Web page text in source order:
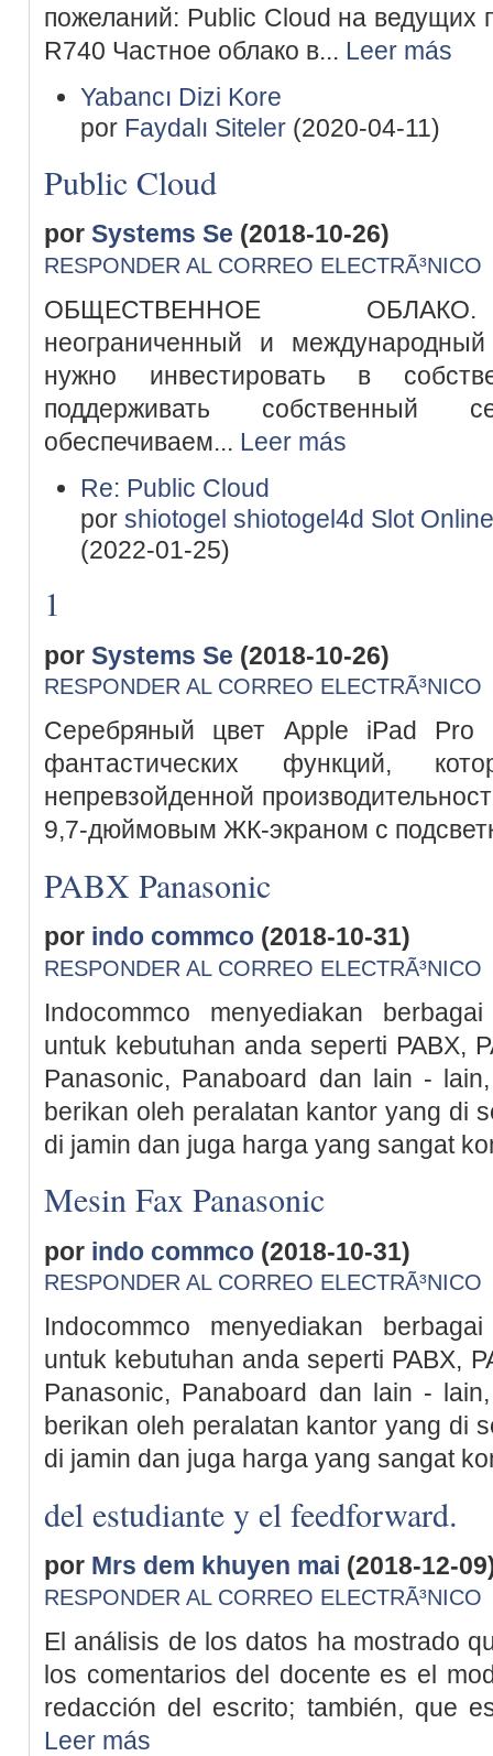
пожеланий: Public Cloud на ведущих
R740 Частное облако в... Leer más
Yabancı Dizi Kore
por Faydalı Siteler(2020-04-11)
Public Cloud
por Systems Se (2018-10-26)
RESPONDER AL CORREO ELECTRÃ³NICO
ОБЩЕСТВЕННОЕ ОБЛАКО.
неограниченный и
нужно инвестировать в
поддерживать
обеспечиваем... Leer más
Re: Public Cloud
por shiotogel shiotogel4d Slot
(2022-01-25)
1
por Systems Se (2018-10-26)
RESPONDER AL CORREO ELECTRÃ³NICO
Серебряный цвет Apple iPad Pro
фантастических функций,
непревзойденной
9,7-дюймовым ЖК-экраном с
PABX Panasonic
por indo commco (2018-10-31)
RESPONDER AL CORREO ELECTRÃ³NICO
Indocommco menyediakan
untuk kebutuhan anda seperti PABX,
Panasonic, Panaboard dan lain -
berikan oleh peralatan kantor yang di
di jamin dan juga harga yang sangat
Mesin Fax Panasonic
por indo commco (2018-10-31)
RESPONDER AL CORREO ELECTRÃ³NICO
Indocommco menyediakan
untuk kebutuhan anda seperti PABX,
Panasonic, Panaboard dan lain -
berikan oleh peralatan kantor yang di
di jamin dan juga harga yang sangat
del estudiante y el feedforward.
por Mrs dem khuyen mai (2018-12-
RESPONDER AL CORREO ELECTRÃ³NICO
El análisis de los datos ha mostrado
los comentarios del docente es el
redacción del escrito; también, que
Leer más